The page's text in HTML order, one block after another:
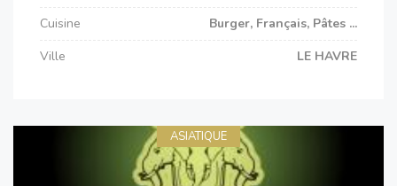
Cuisine
Burger, Français, Pâtes ...
Ville
LE HAVRE
ASIATIQUE